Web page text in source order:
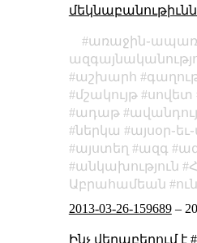
աշխարհ
մշակույթ
սովետ
ադաթ
ներկա
այստեղ
ազգ
անկախություն
Աբրահամեան
2013-03-26-159689–
Ինչ վերաբերում